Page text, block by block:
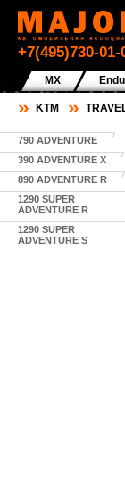
+7(495)730-01-
MX
KTM
790 ADVENTURE
390 ADVENTURE X
890 ADVENTURE R
1290 SUPER
ADVENTURE R
1290 SUPER
ADVENTURE S